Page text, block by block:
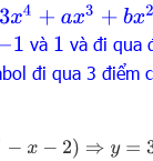
4+a x3+bx2+cx +d
1 và 1 và đi qua
đi qua 3 điểm
⇒y =3x4 +8 x3− 6x 2−